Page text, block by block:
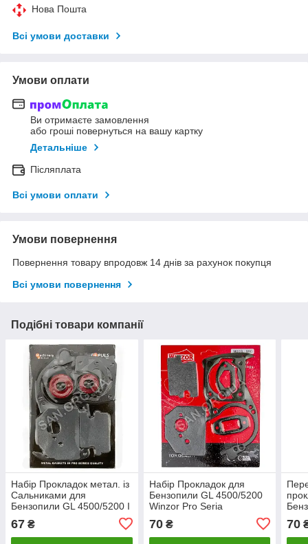
Нова Пошта
Всі умови доставки
Умови оплати
Ви отримаєте замовлення
або гроші повернуться на вашу картку
Детальніше
Післяплата
Всі умови оплати
Умови повернення
Повернення товару впродовж 14 днів за рахунок покупця
Всі умови повернення
Подібні товари компанії
Набір Прокладок метал. із
Сальниками для
Бензопили GL 4500/5200 I
67 ₴
Набір Прокладок для
Бензопили GL 4500/5200
Winzor Pro Seria
70₴ 70